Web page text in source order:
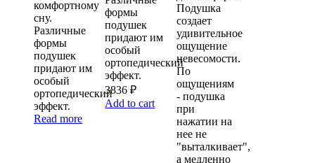
комфортному
сну.
Различные
формы
подушек
придают им
особый
ортопедический
эффект.
Read more
формы
подушек
придают им
особый
ортопедический
эффект.
3836₽
Add to cart
Подушка
создает
удивительное
ощущение
невесомости.
По
ощущениям
- подушка
при
нажатии на
нее не
"выталкивает",
а медленно